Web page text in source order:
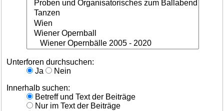
Unterforen durchsuchen:
Ja
Nein
Innerhalb suchen:
Betreff und Text der Beiträge
Nur im Text der Beiträge